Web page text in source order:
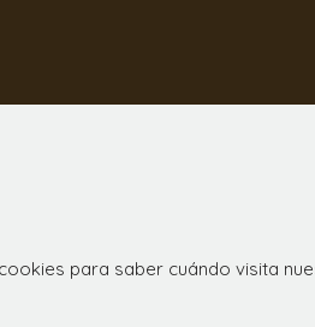
para saber cuándo visita